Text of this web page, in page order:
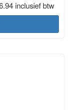
inclusief btw